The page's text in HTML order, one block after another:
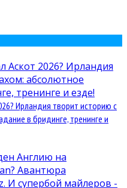
Ирландия творит историю с
в бридинге, тренинге и